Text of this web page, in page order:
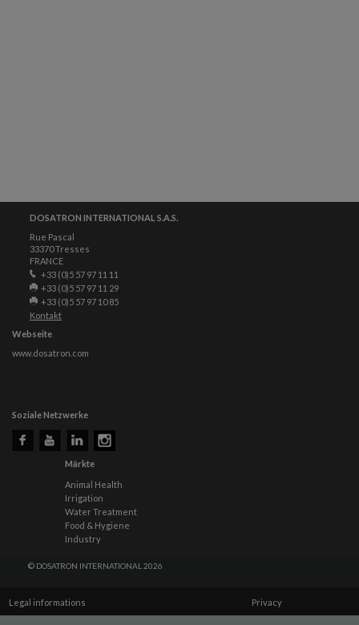
DOSATRON INTERNATIONAL S.A.S.
Rue Pascal
33370 Tresses
FRANCE
+33 (0)5 57 97 11 11
+33 (0)5 57 97 11 29
+33 (0)5 57 97 10 85
Kontakt
Webseite
www.dosatron.com
Soziale Netzwerke
Märkte
Animal Health
Irrigation
Water Treatment
Food & Hygiene
Industry
© DOSATRON INTERNATIONAL 2026
Legal informations Privacy